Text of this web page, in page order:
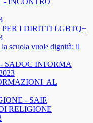
- INCONTRO
I DIRITTI LGBTQ+
scuola vuole dignità: il
SADOC INFORMA
- SAIR
RELIGIONE